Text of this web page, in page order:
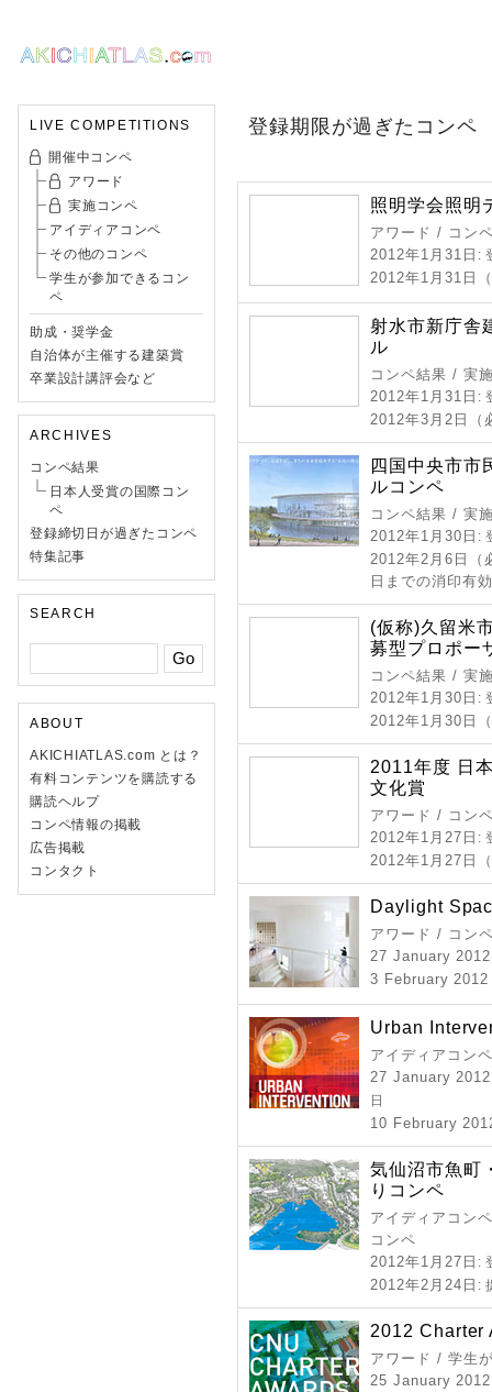
LIVE COMPETITIONS
開催中コンペ
アワード
実施コンペ
アイディアコンペ
その他のコンペ
学生が参加できるコン
ペ
助成・奨学金
自治体が主催する建築賞
卒業設計講評会など
ARCHIVES
コンペ結果
日本人受賞の国際コン
ペ
登録締切日が過ぎたコンペ
特集記事
SEARCH
ABOUT
AKICHIATLAS.com とは？
有料コンテンツを購読する
購読ヘルプ
コンペ情報の掲載
広告掲載
コンタクト
登録期限が過ぎたコンペ
照明学会照明
アワード / コン
2012年1月31日 :
2012年1月31日
射水市新庁舎
ル
コンペ結果 / 実
2012年1月31日 :
2012年3月2日（
四国中央市市
ルコンペ
コンペ結果 / 実
2012年1月30日 :
2012年2月6日（
日までの消印有
(仮称)久留米
募型プロポー
コンペ結果 / 実
2012年1月30日 :
2012年1月30日
2011年度 日
文化賞
アワード / コン
2012年1月27日 :
2012年1月27日
Daylight
アワード / コン
27 January 2012
3 February
Urban
アイディアコンペ
27 January
日
10 February
気仙沼市魚町
りコンペ
アイディアコン
コンペ
2012年1月27日 :
2012年2月24日 :
2012 Charter
アワード / 学生
25 January